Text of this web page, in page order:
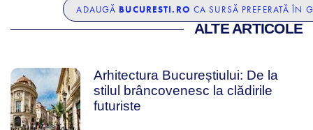
ADAUGĂ BUCURESTI.RO CA SURSĂ PREFERATĂ ÎN
ALTE ARTICOLE
Arhitectura Bucureștiului: De la
stilul brâncovenesc la clădirile
futuriste